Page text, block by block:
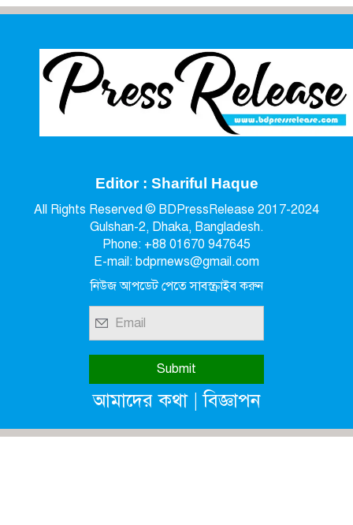
Editor : Shariful Haque
All Rights Reserved © BDPressRelease 2017-2024
Gulshan-2, Dhaka, Bangladesh.
Phone: +88 01670 947645
E-mail: bdprnews@gmail.com
নিউজ আপডেট পেতে সাবস্ক্রাইব করুন
আমাদের কথা|বিজ্ঞাপন